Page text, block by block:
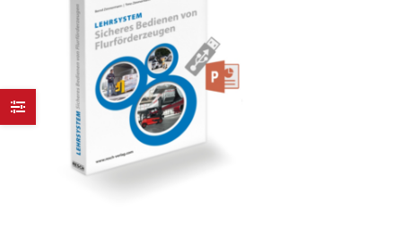
können
auf
der
Produktseite
gewählt